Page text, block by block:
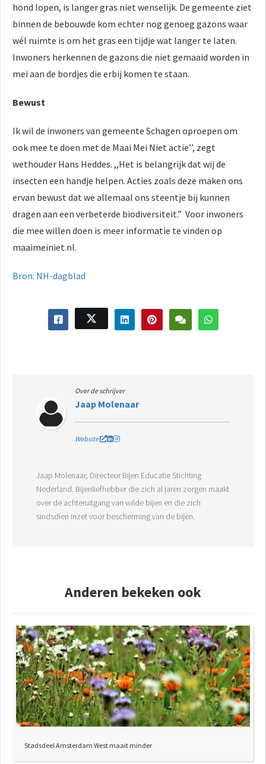
hond lopen, is langer gras niet wenselijk. De gemeente ziet
binnen de bebouwde kom echter nog genoeg gazons waar
wél ruimte is om het gras een tijdje wat langer te laten.
Inwoners herkennen de gazons die niet gemaaid worden in
mei aan de bordjes die erbij komen te staan.
Bewust
Ik wil de inwoners van gemeente Schagen oproepen om
ook mee te doen met de Maai Mei Niet actie’’, zegt
wethouder Hans Heddes. ,,Het is belangrijk dat wij de
insecten een handje helpen. Acties zoals deze maken ons
ervan bewust dat we allemaal ons steentje bij kunnen
dragen aan een verbeterde biodiversiteit.” Voor inwoners
die mee willen doen is meer informatie te vinden op
maaimeiniet.nl.
Bron: NH-dagblad
Over de schrijver
Jaap Molenaar
Website
Jaap Molenaar, Directeur Bijen Educatie Stichting
Nederland. Bijenliefhebber die zich al jaren zorgen maakt
over de achteruitgang van wilde bijen en die zich
sindsdien inzet voor bescherming van de bijen.
Anderen bekeken ook
Stadsdeel Amsterdam West maait minder